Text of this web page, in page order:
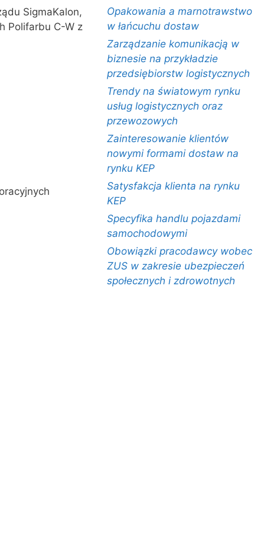
SigmaKalon,
Polifarbu C-W z
Opakowania a marnotrawstwo
w łańcuchu dostaw
Zarządzanie komunikacją w
biznesie na przykładzie
przedsiębiorstw logistycznych
Trendy na światowym rynku
usług logistycznych oraz
przewozowych
Zainteresowanie klientów
nowymi formami dostaw na
rynku KEP
Satysfakcja klienta na rynku
KEP
Specyfika handlu pojazdami
samochodowymi
Obowiązki pracodawcy wobec
ZUS w zakresie ubezpieczeń
społecznych i zdrowotnych